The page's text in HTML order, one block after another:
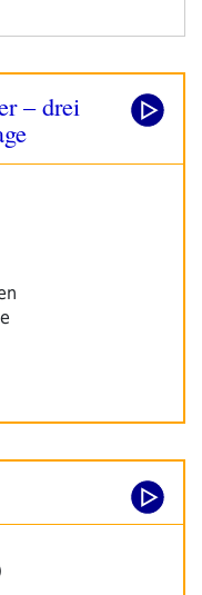
– drei